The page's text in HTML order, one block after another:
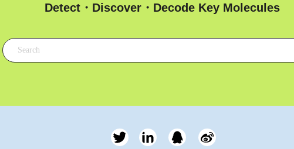
Detect・Discover・Decode Key Molecules